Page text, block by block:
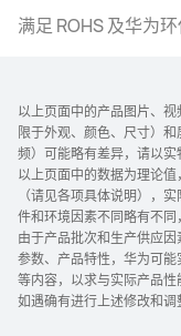
满足 ROHS 及华为
以上页面中的产品图片、
限于外观、颜色、尺寸）
频）可能略有差异，请以实
以上页面中的数据为理论
（请见各项具体说明），
件和环境因素不同略有不同
由于产品批次和生产供应
参数、产品特性，华为可
等内容，以求与实际产品性
如遇确有进行上述修改和调